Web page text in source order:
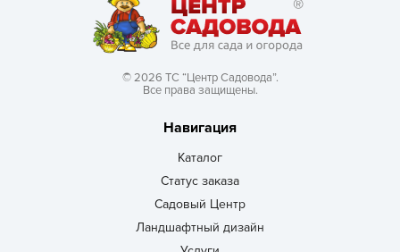
© 2026 ТС “Центр Садовода”.
Все права защищены.
Навигация
Каталог
Статус заказа
Садовый Центр
Ландшафтный дизайн